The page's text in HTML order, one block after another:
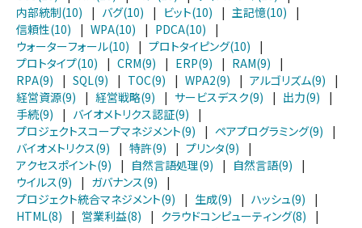
内部統制(10)
| バグ(10) | ビット(10) | 主記憶(10)
|
信頼性(10)
| WPA(10) | PDCA(10)
|
ウォーターフォール(10)
| プロトタイピング(10)
|
プロトタイプ(10)
| CRM(9) | ERP(9) | RAM(9)
|
RPA(9)
| SQL(9) | TOC(9) | WPA2(9) | アルゴリズム(9)
|
経営資源(9)
| 経営戦略(9) | サービスデスク(9) | 出力(9)
|
手続(9)
| バイオメトリクス認証(9)
|
プロジェクトスコープマネジメント(9)
| ペアプログラミング(9)
|
バイオメトリクス(9)
| 特許(9) | プリンタ(9)
|
アクセスポイント(9)
| 自然言語処理(9) | 自然言語(9)
|
ウイルス(9)
| ガバナンス(9)
|
プロジェクト統合マネジメント(9)
| 生成(9) | ハッシュ(9)
|
HTML(8)
| 営業利益(8) | クラウドコンピューティング(8)
|